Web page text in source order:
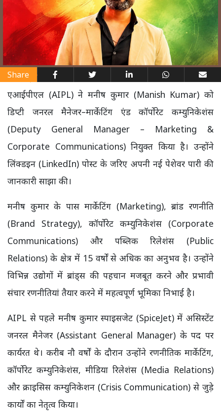
Share
एआईपीएल (AIPL) ने मनीष कुमार (Manish Kumar) को
डिप्टी जनरल मैनेजर–मार्केटिंग एंड कॉर्पोरेट कम्युनिकेशंस
(Deputy General Manager – Marketing &
Corporate Communications) नियुक्त किया है। उन्होंने
लिंक्डइन (LinkedIn) पोस्ट के जरिए अपनी नई पेशेवर पारी की
जानकारी साझा की।
मनीष कुमार के पास मार्केटिंग (Marketing), ब्रांड रणनीति
(Brand Strategy), कॉर्पोरेट कम्युनिकेशंस (Corporate
Communications) और पब्लिक रिलेशंस (Public
Relations) के क्षेत्र में 15 वर्षों से अधिक का अनुभव है। उन्होंने
विभिन्न उद्योगों में ब्रांड्स की पहचान मजबूत करने और प्रभावी
संचार रणनीतियां तैयार करने में महत्वपूर्ण भूमिका निभाई है।
AIPL से पहले मनीष कुमार स्पाइसजेट (SpiceJet) में असिस्टेंट
जनरल मैनेजर (Assistant General Manager) के पद पर
कार्यरत थे। करीब नौ वर्षों के दौरान उन्होंने रणनीतिक मार्केटिंग,
कॉर्पोरेट कम्युनिकेशंस, मीडिया रिलेशंस (Media Relations)
और क्राइसिस कम्युनिकेशन (Crisis Communication) से जुड़े
कार्यों का नेतृत्व किया।